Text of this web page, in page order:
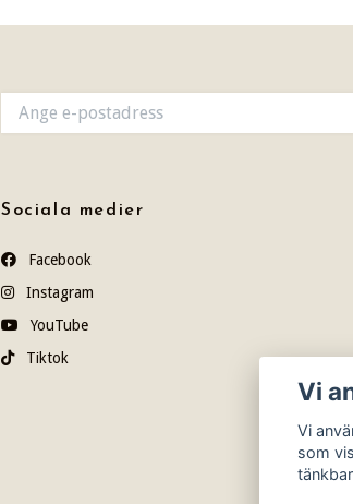
Sociala medier
Facebook
Instagram
YouTube
Tiktok
Vi
Vi
som